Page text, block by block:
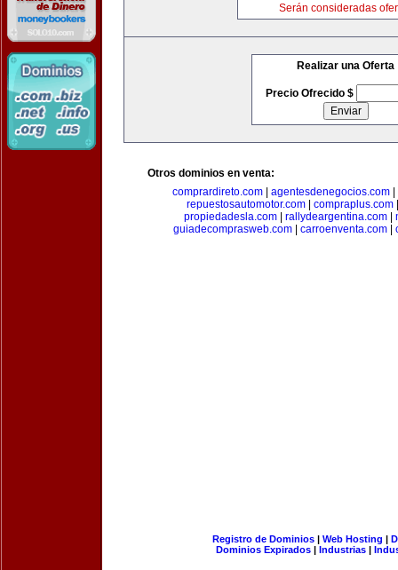
Serán consideradas
Realizar una Oferta
Precio Ofrecido $
Otros dominios en venta:
comprardireto.com| agentesdenegocios.com|
repuestosautomotor.com
compraplus.com
propiedadesla.com| rallydeargentina.com|
guiadecomprasweb.com
carroenventa.com
Registro de Dominios| Web Hosting |
Dominios Expirados | Industrias |